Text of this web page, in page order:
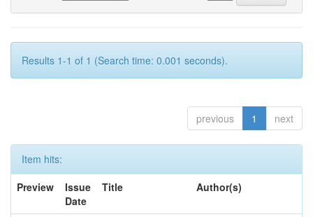
Results 1-1 of 1 (Search time: 0.001 seconds).
previous 1 next
Item hits:
Preview
Issue
Date
Title Author(s)